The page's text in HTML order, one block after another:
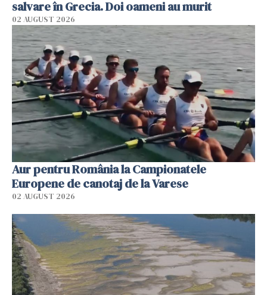
salvare în Grecia. Doi oameni au murit
02 AUGUST 2026
Aur pentru România la Campionatele
Europene de canotaj de la Varese
02 AUGUST 2026